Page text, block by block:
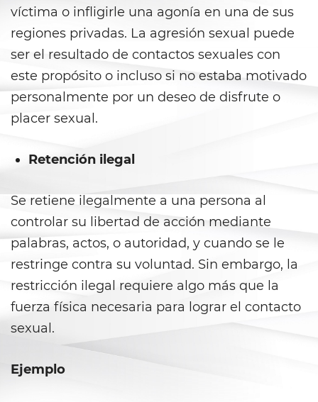
Driving With A Suspended License
Evading A Police Officer
Carjacking
Hit and Run
California Marijuana Laws
Manufacturing Drugs
Possession Of A Controlled
Substance
Substance For Sale
víctima o infligirle una agonía en una de sus
regiones privadas. La agresión sexual puede
ser el resultado de contactos sexuales con
este propósito o incluso si no estaba motivado
personalmente por un deseo de disfrute o
placer sexual.
Retención ilegal
Se retiene ilegalmente a una persona al
controlar su libertad de acción mediante
palabras, actos, o autoridad, y cuando se le
restringe contra su voluntad. Sin embargo, la
restricción ilegal requiere algo más que la
fuerza física necesaria para lograr el contacto
sexual.
Ejemplo